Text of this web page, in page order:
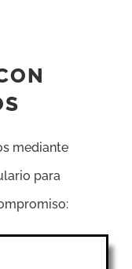
mediante
para